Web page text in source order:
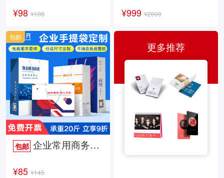
¥98 ¥108 ¥999 ¥2009
包邮 企业常用商务手提袋
¥85 ¥145
包邮
更多推荐